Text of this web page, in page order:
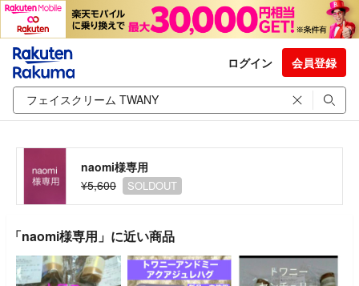
ログイン 会員登録
naomi様専用
¥5,600
SOLDOUT
「naomi様専用」に近い商品